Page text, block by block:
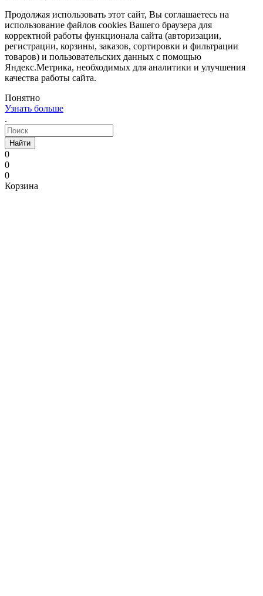
Продолжая использовать этот сайт, Вы соглашаетесь на
использование файлов cookies Вашего браузера для
корректной работы функционала сайта (авторизации,
регистрации, корзины, заказов, сортировки и фильтрации
товаров) и пользовательских данных с помощью
Яндекс.Метрика, необходимых для аналитики и улучшения
качества работы сайта.
Понятно
Узнать больше
.
Найти
0
0
0
Корзина